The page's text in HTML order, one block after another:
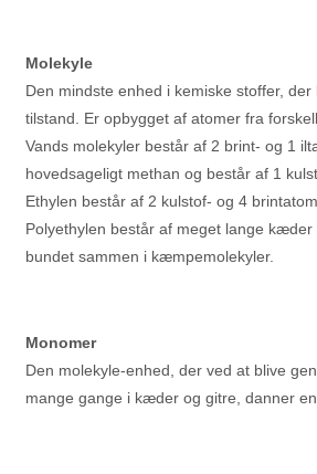
Molekyle
Den mindste enhed i kemiske stoffer,
tilstand. Er opbygget af atomer fra
Vands molekyler består af 2 brint- og 1
hovedsageligt methan og består af 1
Ethylen består af 2 kulstof- og 4
Polyethylen består af meget lange
bundet sammen i kæmpemolekyler.
Monomer
Den molekyle-enhed, der ved at blive
mange gange i kæder og gitre, danner en